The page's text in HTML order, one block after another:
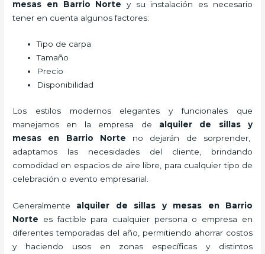
mesas en Barrio Norte y su instalación es necesario
tener en cuenta algunos factores:
Tipo de carpa
Tamaño
Precio
Disponibilidad
Los estilos modernos elegantes y funcionales que
manejamos en la empresa de alquiler de sillas y
mesas
en Barrio Norte no dejarán de sorprender,
adaptamos las necesidades del cliente, brindando
comodidad en espacios de aire libre, para cualquier tipo de
celebración o evento empresarial.
Generalmente alquiler de sillas y mesas en Barrio
Norte es factible para cualquier persona o empresa en
diferentes temporadas del año, permitiendo ahorrar costos
y haciendo usos en zonas específicas y distintos